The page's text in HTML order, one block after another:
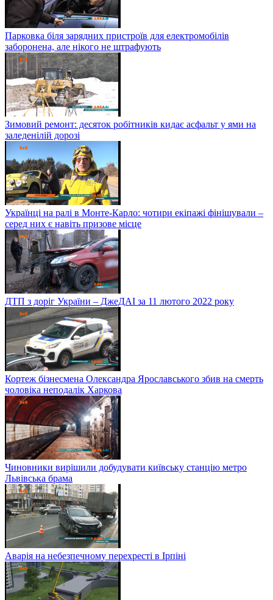
Парковка біля зарядних пристроїв для електромобілів
заборонена, але нікого не штрафують
Зимовий ремонт: десяток робітників кидає асфальт у ями на
заледенілій дорозі
Українці на ралі в Монте-Карло: чотири екіпажі фінішували –
серед них є навіть призове місце
ДТП з доріг України – ДжеДАІ за 11 лютого 2022 року
Кортеж бізнесмена Олександра Ярославського збив на смерть
чоловіка неподалік Харкова
Чиновники вирішили добудувати київську станцію метро
Львівська брама
Аварія на небезпечному перехресті в Ірпіні